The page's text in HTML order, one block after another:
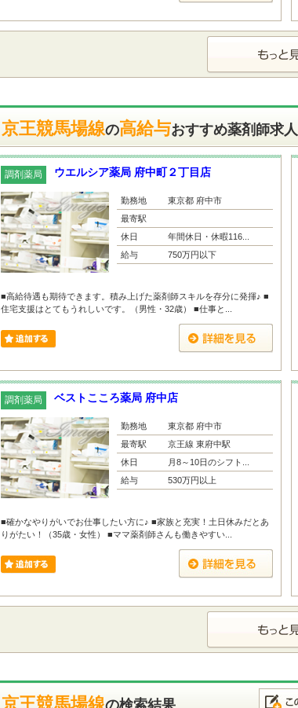
京王競馬場線の高給与おすすめ薬剤師求人
調剤薬局 ウエルシア薬局 府中町２丁目店
勤務地
東京都 府中市
最寄駅
休日
年間休日・休暇116...
給与
750万円以下
■高給待遇も期待できます。積み上げた薬剤師スキルを存分に発揮♪ ■
住宅支援はとてもうれしいです。（男性・32歳） ■仕事と...
調剤薬局 ベストこころ薬局 府中店
勤務地
東京都 府中市
最寄駅
京王線 東府中駅
休日
月8～10日のシフト...
給与
530万円以上
■確かなやりがいでお仕事したい方に♪ ■家族と充実！土日休みだとあ
りがたい！（35歳・女性） ■ママ薬剤師さんも働きやすい...
京王競馬場線の検索結果